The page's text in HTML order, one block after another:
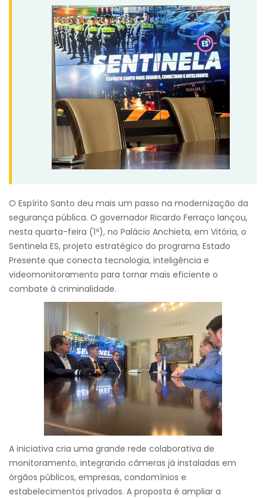
O Espírito Santo deu mais um passo na modernização da
segurança pública. O governador Ricardo Ferraço lançou,
nesta quarta-feira (1º), no Palácio Anchieta, em Vitória, o
Sentinela ES, projeto estratégico do programa Estado
Presente que conecta tecnologia, inteligência e
videomonitoramento para tornar mais eficiente o
combate à criminalidade.
A iniciativa cria uma grande rede colaborativa de
monitoramento, integrando câmeras já instaladas em
órgãos públicos, empresas, condomínios e
estabelecimentos privados. A proposta é ampliar a